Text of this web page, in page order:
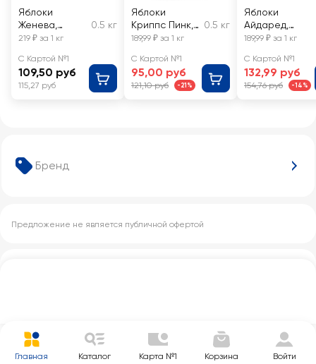
Бренд
Предложение не является публичной офертой
Яблоки
Женева,
весовые
0.5 кг
219 ₽ за 1 кг
С Картой №1
109,50 руб
115,27 руб
Яблоки
Криппс Пинк,
весовые
0.5 кг
189,99 ₽ за 1 кг
С Картой №1
95,00 руб
121,10 руб -21%
Яблоки
Айдаред,
весовые
189,99 ₽ за 1 кг
С Картой №1
132,99 руб
154,76 руб -14%
Главная Каталог Карта №1 Корзина Войти